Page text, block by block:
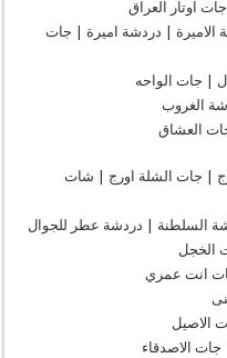
اوتار العراق
الاميرة | دردشة اميرة | جات
| جات الواحه
الغروب
العشاق
| جات الشلة اورج | شات
السلطنة | دردشة عطر للجوال
الخجل
انت عمري
الاصيل
الاصدقاء